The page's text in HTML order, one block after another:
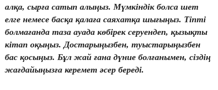
алқа, сырға сатып алыңыз. Мүмкіндік болса шет
елге немесе басқа қалаға саяхатқа шығыңыз. Тіпті
болмағанда таза ауада көбірек серуендеп, қызықты
кітап оқыңыз. Достарыңызбен, туыстарыңызбен
бас қосыңыз. Бұл жай ғана дүние болғанымен, сіздің
жағдайыңызға керемет әсер береді.